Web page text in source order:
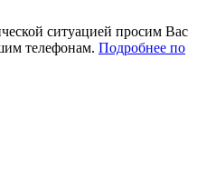
ситуацией просим Вас
телефонам. Подробнее по